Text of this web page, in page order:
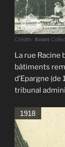
Crédits: Avant
La rue Racine
bâtiments
d’Epargne (de
tribunal
1918